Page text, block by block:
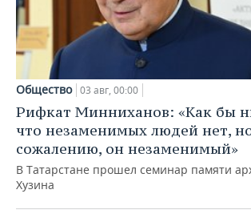
Общество 03 авг, 00:00
Рифкат Минниханов: «Как бы
что незаменимых людей нет,
сожалению, он незаменимый»
В Татарстане прошел семинар памяти
Хузина